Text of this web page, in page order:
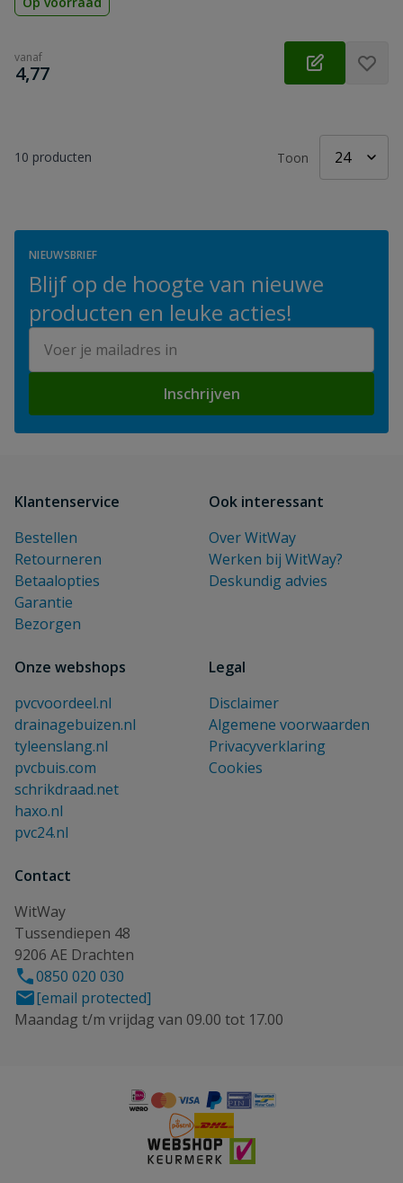
vanaf
€
4,77
10 producten Toon
NIEUWSBRIEF
Blijf op de hoogte van nieuwe
producten en leuke acties!
Inschrijven
Klantenservice
Bestellen
Retourneren
Betaalopties
Garantie
Bezorgen
Ook interessant
Over WitWay
Werken bij WitWay?
Deskundig advies
Onze webshops
pvcvoordeel.nl
drainagebuizen.nl
tyleenslang.nl
pvcbuis.com
schrikdraad.net
haxo.nl
pvc24.nl
Legal
Disclaimer
Algemene voorwaarden
Privacyverklaring
Cookies
Contact
WitWay
Tussendiepen 48
9206 AE Drachten
0850 020 030
[email protected]
Maandag t/m vrijdag van 09.00 tot 17.00